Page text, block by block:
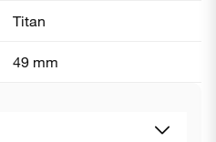
Titan
49 mm